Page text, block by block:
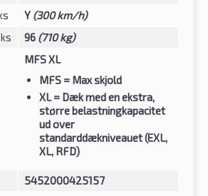
Y (300 km/h)
96 (710 kg)
MFS XL
MFS = Max skjold
XL= Dæk med en ekstra,
større belastningkapacitet
ud over
standarddækniveauet (EXL,
XL, RFD)
5452000425157